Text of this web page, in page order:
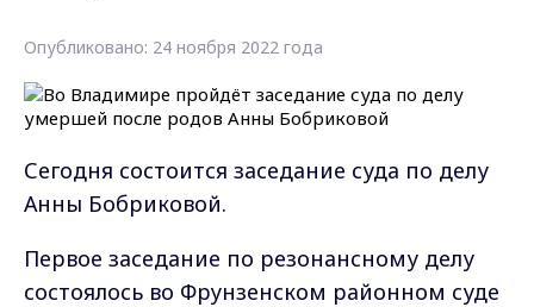
Опубликовано: 24 ноября 2022 года
Сегодня состоится заседание суда по делу
Анны Бобриковой.
Первое заседание по резонансному делу
состоялось во Фрунзенском районном суде